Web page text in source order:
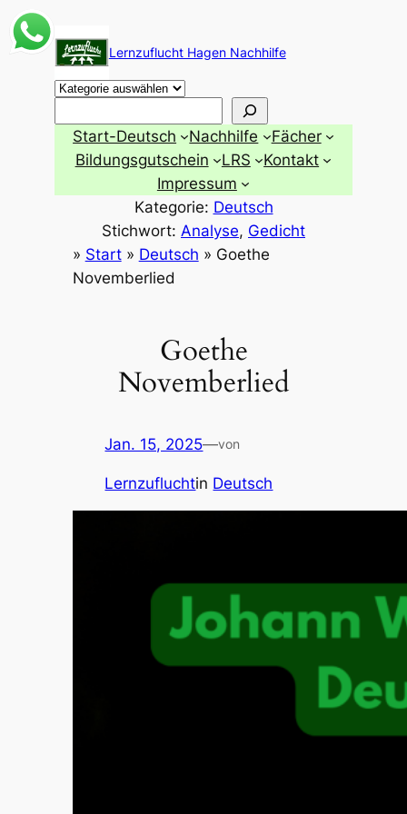
Zum
Inhalt
springen
Lernzuflucht Hagen Nachhilfe
Start-Deutsch Nachhilfe
Fächer
Bildungsgutschein
LRS
Kontakt
Impressum
Kategorie: Deutsch
Stichwort: Analyse, Gedicht
» Start» Deutsch » Goethe
Novemberlied
Goethe
Novemberlied
Jan. 15, 2025—von
Lernzufluchtin Deutsch